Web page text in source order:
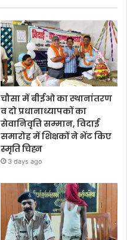
चौसा में बीईओ का स्थानांतरण
व दो प्रधानाध्यापकों का
सेवानिवृत्ति सम्मान, विदाई
समारोह में शिक्षकों ने भेंट किए
स्मृति चिह्न
3 days ago